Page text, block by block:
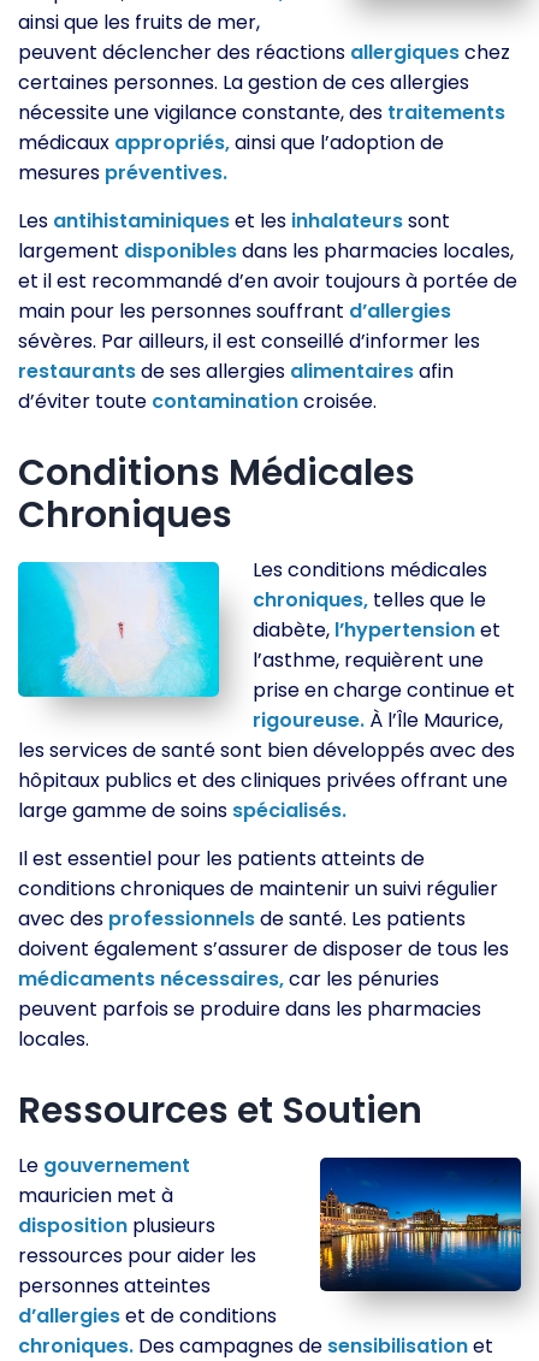
ainsi que les fruits de mer,
peuvent déclencher des réactions allergiqueschez
certaines personnes. La gestion de ces allergies
nécessite une vigilance constante, des traitements
médicaux appropriés,ainsi que l’adoption de
mesures préventives.
Les antihistaminiqueset les inhalateurssont
largement disponiblesdans les pharmacies locales,
et il est recommandé d’en avoir toujours à portée de
main pour les personnes souffrant d’allergies
sévères. Par ailleurs, il est conseillé d’informer les
restaurantsde ses allergies alimentairesafin
d’éviter toute contaminationcroisée.
Conditions Médicales
Chroniques
Les conditions médicales
chroniques, telles que le
diabète, l’hypertensionet
l’asthme, requièrent une
prise en charge continue et
rigoureuse. À l’Île Maurice,
les services de santé sont bien développés avec des
hôpitaux publics et des cliniques privées offrant une
large gamme de soins spécialisés.
Il est essentiel pour les patients atteints de
conditions chroniques de maintenir un suivi régulier
avec des professionnelsde santé. Les patients
doivent également s’assurer de disposer de tous les
médicaments nécessaires,car les pénuries
peuvent parfois se produire dans les pharmacies
locales.
Ressources et Soutien
Le gouvernement
mauricien met à
disposition plusieurs
ressources pour aider les
personnes atteintes
d’allergieset de conditions
chroniques. Des campagnes de sensibilisationet